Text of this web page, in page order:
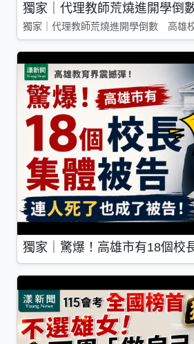
獨家｜代理教師荒燒進開學
獨家｜代理教師荒燒進開學倒數 高雄
獨家｜驚爆！高雄市有18個校